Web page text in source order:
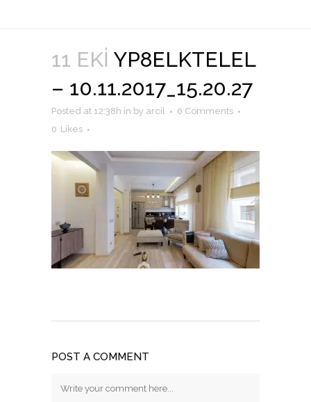
11 EKI YP8ELKTELEL
– 10.11.2017_15.20.27
Posted at 12:38h in by arcil
0 Comments
0 Likes
POST A COMMENT